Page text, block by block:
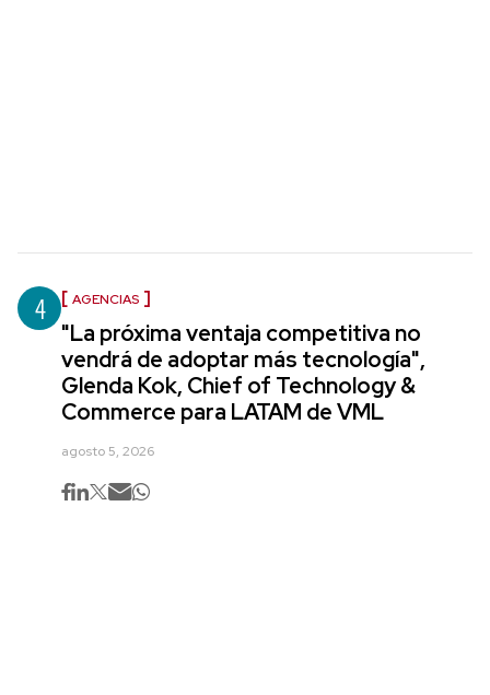
4 AGENCIAS
"La próxima ventaja competitiva no
vendrá de adoptar más tecnología",
Glenda Kok, Chief of Technology &
Commerce para LATAM de VML
agosto 5, 2026